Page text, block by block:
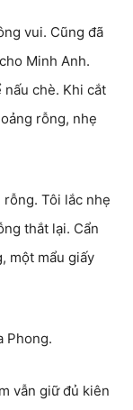
vui. Cũng đã
Minh Anh.
nấu chè. Khi cắt
rỗng, nhẹ
Tôi lắc nhẹ
thắt lại. Cẩn
một mẩu giấy
Phong.
vẫn giữ đủ kiên